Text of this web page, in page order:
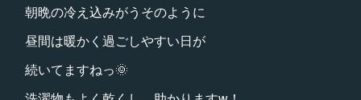
朝晩の冷え込みがうそのように
昼間は暖かく過ごしやすい日が
続いてますねっ🌞